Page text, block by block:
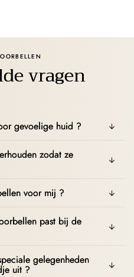
vragen
gevoelige huid ?
zodat ze
voor mij ?
past bij de
gelegenheden
uit ?